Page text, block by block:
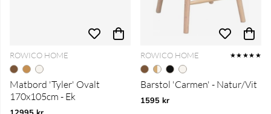
ROWICO HOME
Matbord 'Tyler' Ovalt
170x105cm - Ek
ROWICO HOME ★★★★★
Barstol 'Carmen' - Natur/Vit
1595 kr